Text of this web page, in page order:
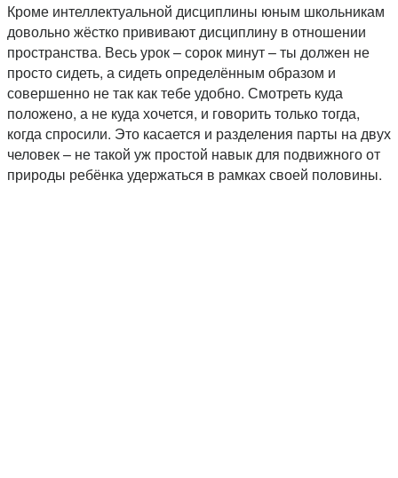
Кроме интеллектуальной дисциплины юным школьникам
довольно жёстко прививают дисциплину в отношении
пространства. Весь урок – сорок минут – ты должен не
просто сидеть, а сидеть определённым образом и
совершенно не так как тебе удобно. Смотреть куда
положено, а не куда хочется, и говорить только тогда,
когда спросили. Это касается и разделения парты на двух
человек – не такой уж простой навык для подвижного от
природы ребёнка удержаться в рамках своей половины.